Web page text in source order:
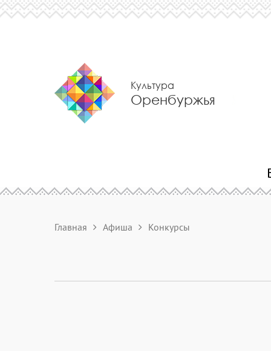
Культура
Оренбуржья
Главная Афиша Конкурсы